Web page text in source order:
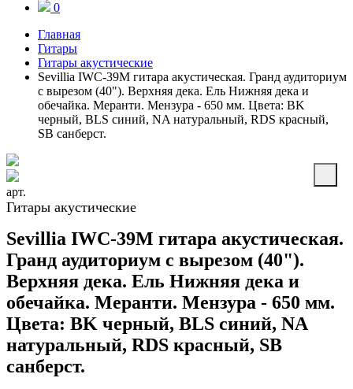
0
Главная
Гитары
Гитары акустические
Sevillia IWC-39M гитара акустическая. Гранд аудиториум
с вырезом (40"). Верхняя дека. Ель Нижняя дека и
обечайка. Меранти. Мензура - 650 мм. Цвета: BK
черный, BLS синий, NA натуральный, RDS красный,
SB санберст.
арт.
Гитары акустические
Sevillia IWC-39M гитара акустическая.
Гранд аудиториум с вырезом (40").
Верхняя дека. Ель Нижняя дека и
обечайка. Меранти. Мензура - 650 мм.
Цвета: BK черный, BLS синий, NA
натуральный, RDS красный, SB
санберст.